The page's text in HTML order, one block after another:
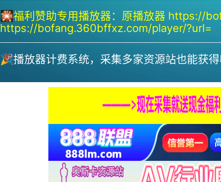
🎇福利赞助专用播放器： 原播放器 https://
https://bofang.360bffxz.com/player/?url=
🎉播放器计费系统，采集多家资源站也能获